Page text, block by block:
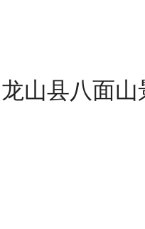
龙山县八面